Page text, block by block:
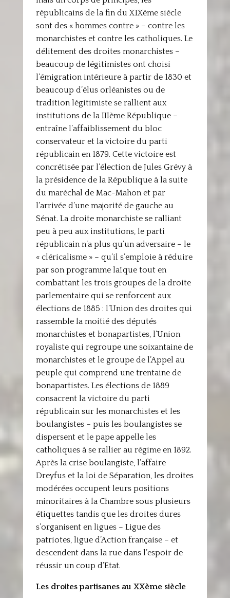
républicains de la fin du XIXème siècle
sont des « hommes contre » – contre les
monarchistes et contre les catholiques. Le
délitement des droites monarchistes –
beaucoup de légitimistes ont choisi
l’émigration intérieure à partir de 1830 et
beaucoup d’élus orléanistes ou de
tradition légitimiste se rallient aux
institutions de la IIIème République –
entraîne l’affaiblissement du bloc
conservateur et la victoire du parti
républicain en 1879. Cette victoire est
concrétisée par l’élection de Jules Grévy à
la présidence de la République à la suite
du maréchal de Mac-Mahon et par
l’arrivée d’une majorité de gauche au
Sénat. La droite monarchiste se ralliant
peu à peu aux institutions, le parti
républicain n’a plus qu’un adversaire – le
« cléricalisme » – qu’il s’emploie à réduire
par son programme laïque tout en
combattant les trois groupes de la droite
parlementaire qui se renforcent aux
élections de 1885 : l’Union des droites qui
rassemble la moitié des députés
monarchistes et bonapartistes, l’Union
royaliste qui regroupe une soixantaine de
monarchistes et le groupe de l’Appel au
peuple qui comprend une trentaine de
bonapartistes. Les élections de 1889
consacrent la victoire du parti
républicain sur les monarchistes et les
boulangistes – puis les boulangistes se
dispersent et le pape appelle les
catholiques à se rallier au régime en 1892.
Après la crise boulangiste, l’affaire
Dreyfus et la loi de Séparation, les droites
modérées occupent leurs positions
minoritaires à la Chambre sous plusieurs
étiquettes tandis que les droites dures
s’organisent en ligues – Ligue des
patriotes, ligue d’Action française – et
descendent dans la rue dans l’espoir de
réussir un coup d’Etat.
Les droites partisanes au XXème siècle